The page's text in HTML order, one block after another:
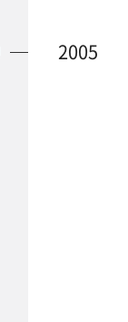
2005